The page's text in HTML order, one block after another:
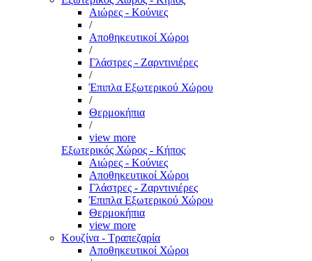
Αιώρες - Κούνιες
/
Αποθηκευτικοί Χώροι
/
Γλάστρες - Ζαρντινιέρες
/
Έπιπλα Εξωτερικού Χώρου
/
Θερμοκήπια
/
view more
Εξωτερικός Χώρος - Κήπος
Αιώρες - Κούνιες
Αποθηκευτικοί Χώροι
Γλάστρες - Ζαρντινιέρες
Έπιπλα Εξωτερικού Χώρου
Θερμοκήπια
view more
Κουζίνα - Τραπεζαρία
Αποθηκευτικοί Χώροι